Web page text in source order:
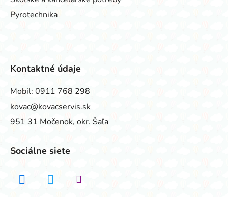
Pyrotechnika
Kontaktné údaje
Mobil: 0911 768 298
kovac@kovacservis.sk
951 31 Močenok, okr. Šaľa
Sociálne siete